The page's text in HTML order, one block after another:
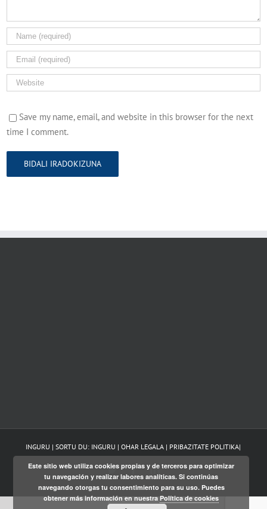
Save my name, email, and website in this browser for the next
time I comment.
INGURU | SORTU DU: INGURU |OHAR LEGALA | PRIBAZITATE POLITIKA|
TwitterFacebookLinkedIn
Este sitio web utiliza cookies propias y de terceros para optimizar
tu navegación y realizar labores analíticas. Si continúas
navegando otorgas tu consentimiento para su uso. Puedes
obtener más información en nuestraPolítica de cookies